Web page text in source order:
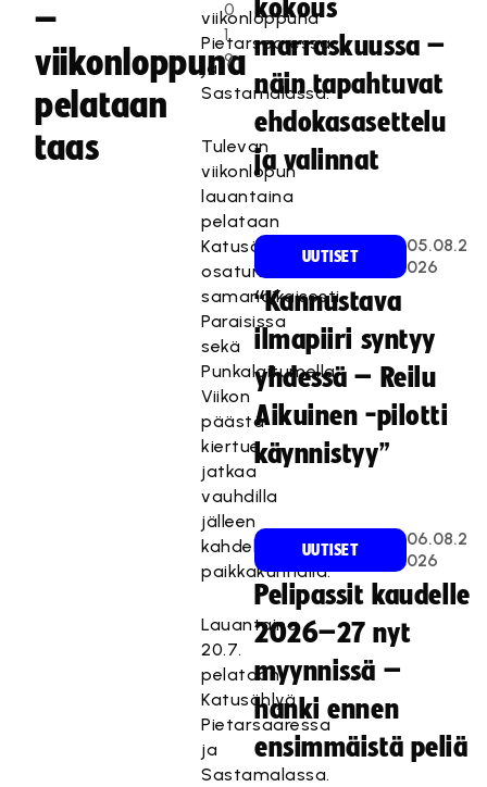
–
viikonloppuna
pelataan
taas
0
1
9
viikonloppuna
Pietarsaaressa
ja
Sastamalassa.
Tulevan
viikonlopun
lauantaina
pelataan
Katusählyn
osaturnauksia
samanaikaisesti
Paraisissa
sekä
Punkalaitumella.
Viikon
päästä
kiertue
jatkaa
vauhdilla
jälleen
kahdella
paikkakunnalla.
Lauantaina
20.7.
pelataan
Katusählyä
Pietarsaaressa
ja
Sastamalassa.
kokous
marraskuussa –
näin tapahtuvat
ehdokasasettelu
ja valinnat
UUTISET
05.08.2
026
“Kannustava
ilmapiiri syntyy
yhdessä – Reilu
Aikuinen -pilotti
käynnistyy”
UUTISET
06.08.2
026
Pelipassit kaudelle
2026–27 nyt
myynnissä –
hanki ennen
ensimmäistä peliä